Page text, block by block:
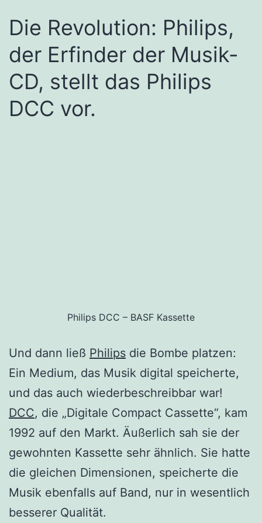
Die Revolution: Philips,
der Erfinder der Musik-
CD, stellt das Philips
DCC vor.
Philips DCC – BASF Kassette
Und dann ließ Philips die Bombe platzen:
Ein Medium, das Musik digital speicherte,
und das auch wiederbeschreibbar war!
DCC, die „Digitale Compact Cassette“, kam
1992 auf den Markt. Äußerlich sah sie der
gewohnten Kassette sehr ähnlich. Sie hatte
die gleichen Dimensionen, speicherte die
Musik ebenfalls auf Band, nur in wesentlich
besserer Qualität.